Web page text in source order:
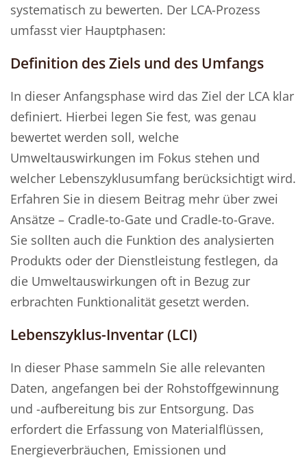
systematisch zu bewerten. Der LCA-Prozess
umfasst vier Hauptphasen:
Definition des Ziels und des Umfangs
In dieser Anfangsphase wird das Ziel der LCA klar
definiert. Hierbei legen Sie fest, was genau
bewertet werden soll, welche
Umweltauswirkungen im Fokus stehen und
welcher Lebenszyklusumfang berücksichtigt wird.
Erfahren Sie in diesem Beitrag mehr über zwei
Ansätze – Cradle-to-Gate und Cradle-to-Grave.
Sie sollten auch die Funktion des analysierten
Produkts oder der Dienstleistung festlegen, da
die Umweltauswirkungen oft in Bezug zur
erbrachten Funktionalität gesetzt werden.
Lebenszyklus-Inventar (LCI)
In dieser Phase sammeln Sie alle relevanten
Daten, angefangen bei der Rohstoffgewinnung
und -aufbereitung bis zur Entsorgung. Das
erfordert die Erfassung von Materialflüssen,
Energieverbräuchen, Emissionen und